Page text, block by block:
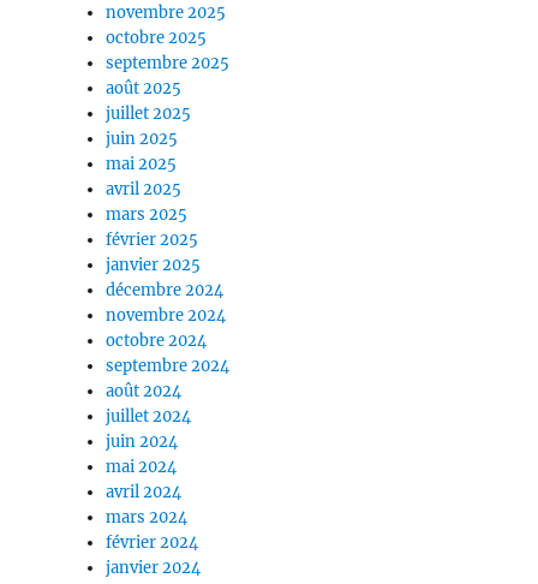
novembre 2025
octobre 2025
septembre 2025
août 2025
juillet 2025
juin 2025
mai 2025
avril 2025
mars 2025
février 2025
janvier 2025
décembre 2024
novembre 2024
octobre 2024
septembre 2024
août 2024
juillet 2024
juin 2024
mai 2024
avril 2024
mars 2024
février 2024
janvier 2024